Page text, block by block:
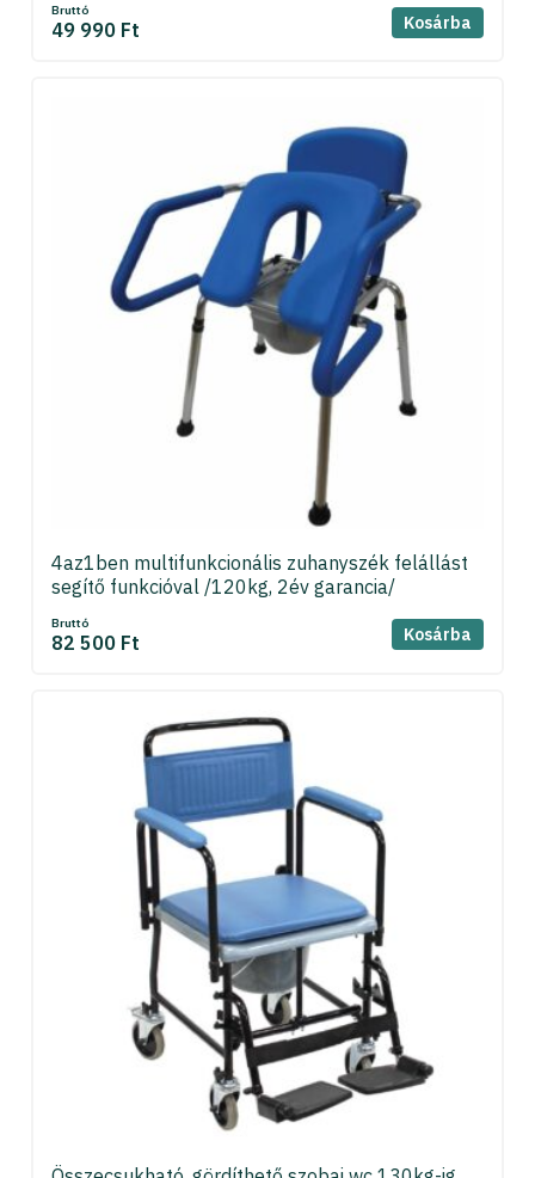
Bruttó
49 990 Ft Kosárba
4az1ben multifunkcionális zuhanyszék felállást
segítő funkcióval /120kg, 2év garancia/
Bruttó
82 500 Ft Kosárba